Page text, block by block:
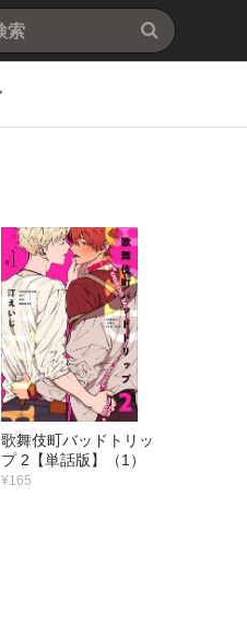
歌舞伎町バッドトリッ
プ 2【単話版】（1）
¥165